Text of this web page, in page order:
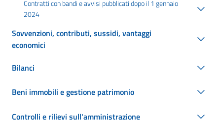
Contratti con bandi e avvisi pubblicati dopo il 1 gennaio
2024
Sovvenzioni, contributi, sussidi, vantaggi
economici
Bilanci
Beni immobili e gestione patrimonio
Controlli e rilievi sull'amministrazione